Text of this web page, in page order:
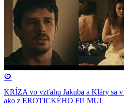
KRÍZA vo vzťahu Jakuba a Kláry sa
ako z EROTICKÉHO FILMU!